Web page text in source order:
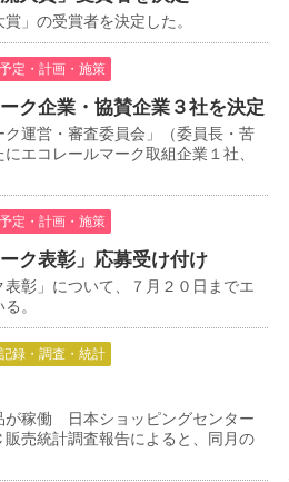
」の受賞者を決定した。
予定・計画・施策
ク企業・協賛企業３社を決定
運営・審査委員会」（委員長・苦
エコレールマーク取組企業１社、
予定・計画・施策
ク表彰」応募受け付け
彰」について、７月２０日までエ
。
記録・調査・統計
が稼働 日本ショッピングセンター
販売統計調査報告によると、同月の